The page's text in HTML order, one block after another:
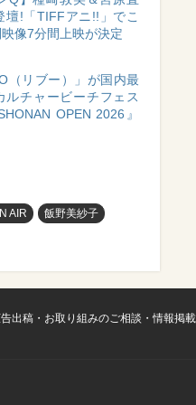
壇!「TIFFアニ!!」でこ
像7分間上映が決定
（リブー）」が国内最
ルチャービーチフェス
OPEN 2026』
AIR 飯野美紗子
出稿・お取り組みのご相談・情報掲